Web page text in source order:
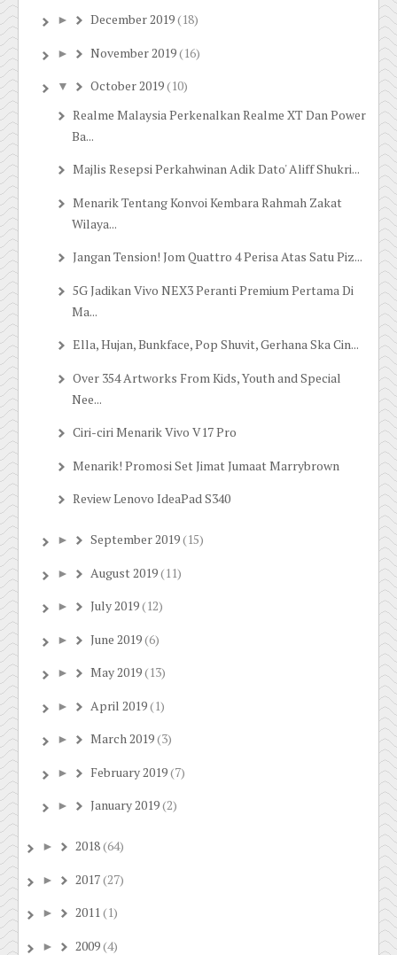
► December 2019(18)
► November 2019(16)
▼ October 2019(10)
Realme Malaysia Perkenalkan Realme XT Dan Power
Ba...
Majlis Resepsi Perkahwinan Adik Dato' Aliff Shukri...
Menarik Tentang Konvoi Kembara Rahmah Zakat
Wilaya...
Jangan Tension! Jom Quattro 4 Perisa Atas Satu Piz...
5G Jadikan Vivo NEX3 Peranti Premium Pertama Di
Ma...
Ella, Hujan, Bunkface, Pop Shuvit, Gerhana Ska Cin...
Over 354 Artworks From Kids, Youth and Special
Nee...
Ciri-ciri Menarik Vivo V17 Pro
Menarik! Promosi Set Jimat Jumaat Marrybrown
Review Lenovo IdeaPad S340
► September 2019(15)
► August 2019(11)
► July 2019(12)
► June 2019(6)
► May 2019(13)
► April 2019(1)
► March 2019(3)
► February 2019(7)
► January 2019(2)
► 2018(64)
► 2017(27)
► 2011(1)
► 2009(4)